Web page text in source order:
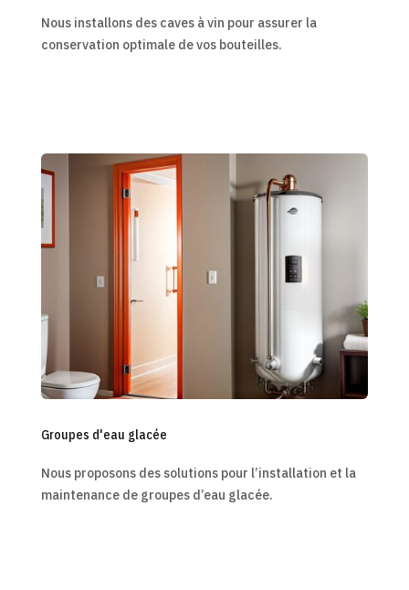
Nous installons des caves à vin pour assurer la
conservation optimale de vos bouteilles.
Groupes d'eau glacée
Nous proposons des solutions pour l’installation et la
maintenance de groupes d’eau glacée.